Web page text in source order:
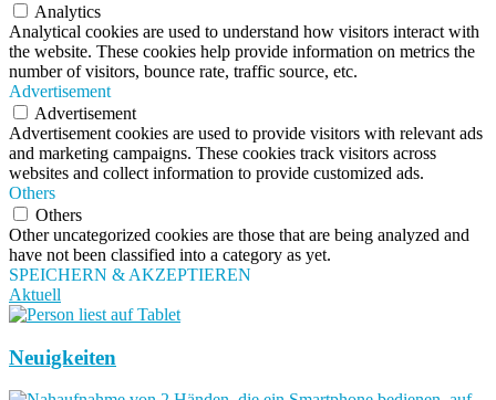
Analytics
Analytical cookies are used to understand how visitors interact with
the website. These cookies help provide information on metrics the
number of visitors, bounce rate, traffic source, etc.
Advertisement
Advertisement
Advertisement cookies are used to provide visitors with relevant ads
and marketing campaigns. These cookies track visitors across
websites and collect information to provide customized ads.
Others
Others
Other uncategorized cookies are those that are being analyzed and
have not been classified into a category as yet.
SPEICHERN & AKZEPTIEREN
Aktuell
Neuigkeiten